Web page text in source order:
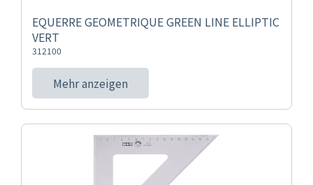
EQUERRE GEOMETRIQUE GREEN LINE ELLIPTIC
VERT
312100
Mehr anzeigen